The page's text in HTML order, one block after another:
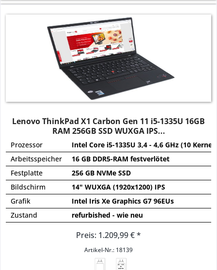
Lenovo ThinkPad X1 Carbon Gen 11 i5-1335U 16GB
RAM 256GB SSD WUXGA IPS...
Prozessor
Intel Core i5-1335U 3,4 - 4,6 GHz (10 Kerne)
Arbeitsspeicher
16 GB DDR5-RAM festverlötet
Festplatte
256 GB NVMe SSD
Bildschirm
14" WUXGA (1920x1200) IPS
Grafik
Intel Iris Xe Graphics G7 96EUs
Zustand
refurbished - wie neu
Preis: 1.209,99 € *
Artikel-Nr.: 18139
45 - 135
W
USB PD